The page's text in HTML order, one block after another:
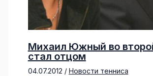
Михаил Южный во
стал отцом
04.07.2012 / Новости тенниса